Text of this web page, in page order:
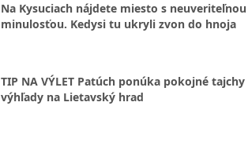
Na Kysuciach nájdete miesto s neuveriteľnou
minulosťou. Kedysi tu ukryli zvon do hnoja
TIP NA VÝLET Patúch ponúka pokojné tajchy
výhľady na Lietavský hrad